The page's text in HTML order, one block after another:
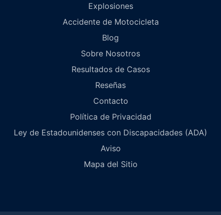
Explosiones
Accidente de Motocicleta
Blog
Sobre Nosotros
Resultados de Casos
Reseñas
Contacto
Política de Privacidad
Ley de Estadounidenses con Discapacidades (ADA)
Aviso
Mapa del Sitio